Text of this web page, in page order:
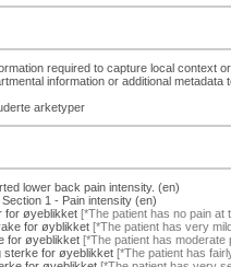
required to capture local context
information or additional
arketyper
lower back pain intensity. (en)
1 - Pain intensity (en)
for øyeblikket [*The patient has no pain at
for øyblikket [*The patient has very
for øyeblikket [*The patient has moderate
sterke for øyeblikket [*The patient has